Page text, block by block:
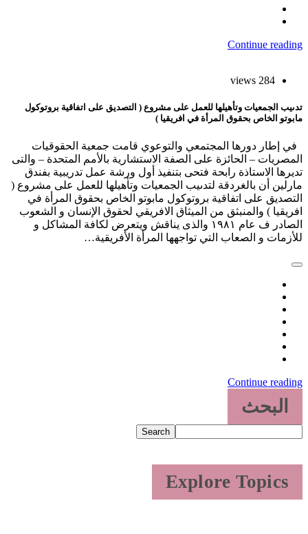
Continue
284 views
الجمعيات وتأهيلها للعمل على مشروع ( التصديق على اتفاقية بروتوكول
الخاص بحقوق المرأة في افريقيا )
إطار دورها المجتمعي والتوعوي قامت جمعية الحقوقيات
– الحائزة على الصفة الاستشارية بالأمم المتحدة – والتى
الاستاذة رابحة فتحى بتنفيذ أول ورشة عمل تدريبية بفندق
أن بالغردقة لتدىيب الجمعيات وتأهيلها للعمل على مشروع (
على اتفاقية بروتوكول مابوتو الخاص بحقوق المرأة في
) والمنبثق من الميثاق الافريقي لحقوق الإنسان و الشعوب
الصادر ف عام ١٩٨١ والذى يناقش ويتعرض لكافة المشاكل و
و الصعاب التي تواجهها المرأة الأفريقية…
Continue
البحث
Search
Explore Topics